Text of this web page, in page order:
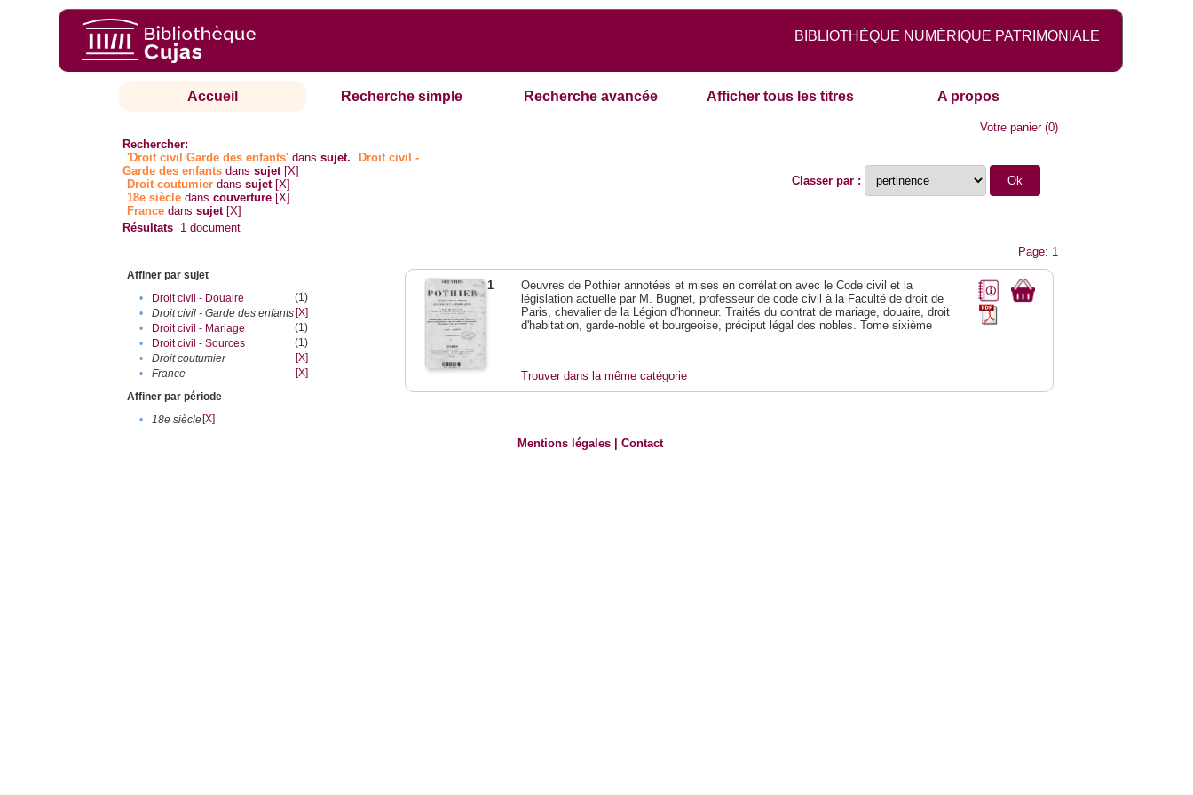
BIBLIOTHÈQUE NUMÉRIQUE PATRIMONIALE
Accueil Recherche simple Recherche avancée Afficher tous les titres A propos
Votre panier(0)
Rechercher:
'Droit civil Garde des enfants' danssujet.
Droit civil -
Garde des enfants danssujet [X]
Droit coutumier danssujet [X]
18e siècle danscouverture [X]
France danssujet [X]
Classer par :
Résultats 1 document
Page: 1
Affiner par sujet
•
Droit civil - Douaire
(1)
•
Droit civil - Garde des enfants [X]
•
Droit civil - Mariage
(1)
•
Droit civil - Sources
(1)
•
Droit coutumier
[X]
•
France
[X]
Affiner par période
•
18e siècle[X]
1
Oeuvres de Pothier annotées et mises en corrélation avec le Code civil et la
législation actuelle par M. Bugnet, professeur de code civil à la Faculté de droit de
Paris, chevalier de la Légion d'honneur. Traités du contrat de mariage, douaire, droit
d'habitation, garde-noble et bourgeoise, préciput légal des nobles. Tome sixième
Trouver dans la même catégorie
Mentions légales |Contact